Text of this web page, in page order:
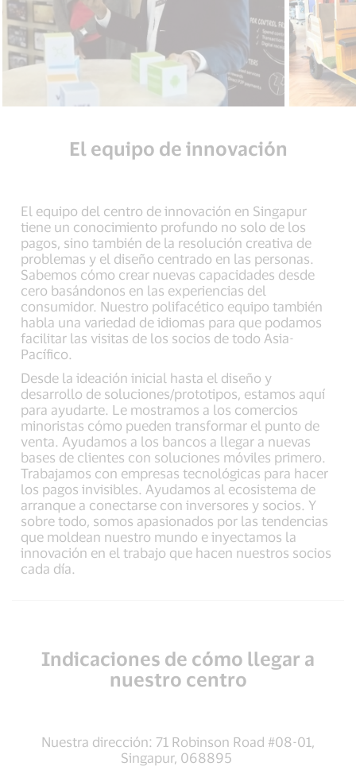
El equipo de innovación
El equipo del centro de innovación en Singapur
tiene un conocimiento profundo no solo de los
pagos, sino también de la resolución creativa de
problemas y el diseño centrado en las personas.
Sabemos cómo crear nuevas capacidades desde
cero basándonos en las experiencias del
consumidor. Nuestro polifacético equipo también
habla una variedad de idiomas para que podamos
facilitar las visitas de los socios de todo Asia-
Pacífico.
Desde la ideación inicial hasta el diseño y
desarrollo de soluciones/prototipos, estamos aquí
para ayudarte. Le mostramos a los comercios
minoristas cómo pueden transformar el punto de
venta. Ayudamos a los bancos a llegar a nuevas
bases de clientes con soluciones móviles primero.
Trabajamos con empresas tecnológicas para hacer
los pagos invisibles. Ayudamos al ecosistema de
arranque a conectarse con inversores y socios. Y
sobre todo, somos apasionados por las tendencias
que moldean nuestro mundo e inyectamos la
innovación en el trabajo que hacen nuestros socios
cada día.
Indicaciones de cómo llegar a
nuestro centro
Nuestra dirección: 71 Robinson Road #08-01,
Singapur, 068895